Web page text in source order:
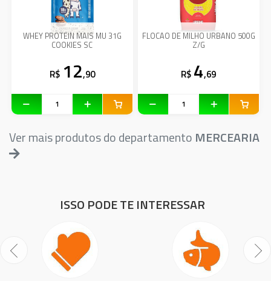
WHEY PROTEIN MAIS MU 31G
COOKIES SC
R$ 12,90
FLOCAO DE MILHO URBANO 500G
Z/G
R$ 4,69
Ver mais produtos do departamento MERCEARIA
ISSO PODE TE INTERESSAR